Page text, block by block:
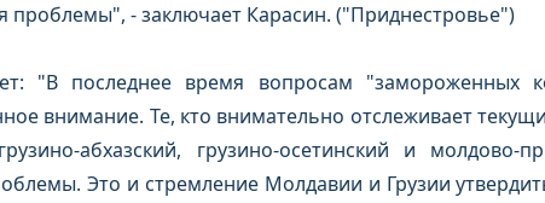
проблемы", - заключает Карасин. ("Приднестровье")
"В последнее время вопросам "замороженных
внимание. Те, кто внимательно отслеживает
абхазский, грузино-осетинский и молдово-
Это и стремление Молдавии и Грузии